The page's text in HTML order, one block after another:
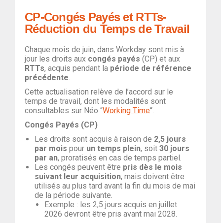
CP-Congés Payés et RTTs-
Réduction du Temps de Travail
Chaque mois de juin, dans Workday sont mis à
jour les droits aux congés payés (CP) et aux
RTTs, acquis pendant la période de référence
précédente.
Cette actualisation relève de l’accord sur le
temps de travail, dont les modalités sont
consultables sur Néo “Working Time“.
Congés Payés (CP)
Les droits sont acquis à raison de 2,5 jours
par mois pour un temps plein, soit 30 jours
par an, proratisés en cas de temps partiel.
Les congés peuvent être pris dès le mois
suivant leur acquisition, mais doivent être
utilisés au plus tard avant la fin du mois de mai
de la période suivante.
Exemple : les 2,5 jours acquis en juillet
2026 devront être pris avant mai 2028.